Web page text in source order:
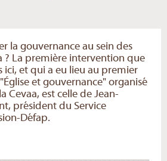
la gouvernance au sein des
? La première intervention que
ici, et qui a eu lieu au premier
et gouvernance" organisé
Cevaa, est celle de Jean-
président du Service
Défap.